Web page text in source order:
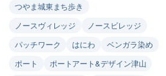
つやま城東まち歩き
ノースヴィレッジ
ノースビレッジ
パッチワーク
はにわ
ベンガラ染め
ポート
ポートアート&デザイン津山